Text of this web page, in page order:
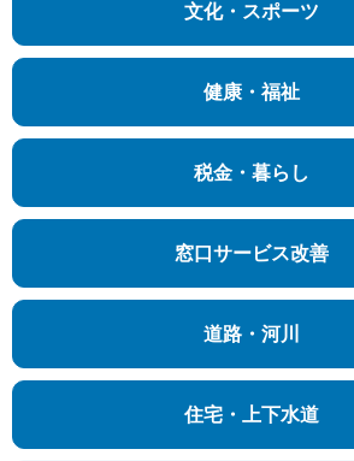
文化・スポーツ
健康・福祉
税金・暮らし
窓口サービス改善
道路・河川
住宅・上下水道